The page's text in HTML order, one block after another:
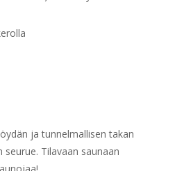
ja tunnelmallisen takan
Tilavaan saunaan